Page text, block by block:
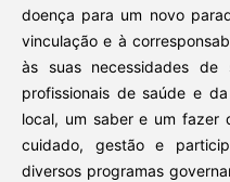
doença para um novo
vinculação e à
às suas necessidades
profissionais de saúde e
local, um saber e um fazer
cuidado, gestão e
diversos programas